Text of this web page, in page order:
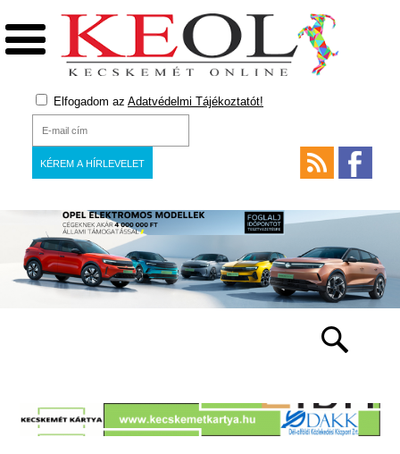
Elfogadom az Adatvédelmi Tájékoztatót!